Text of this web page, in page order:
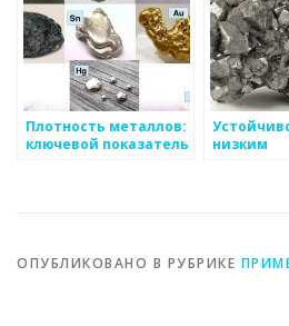
Плотность металлов:
ключевой показатель
низким
ОПУБЛИКОВАНО В РУБРИКЕ